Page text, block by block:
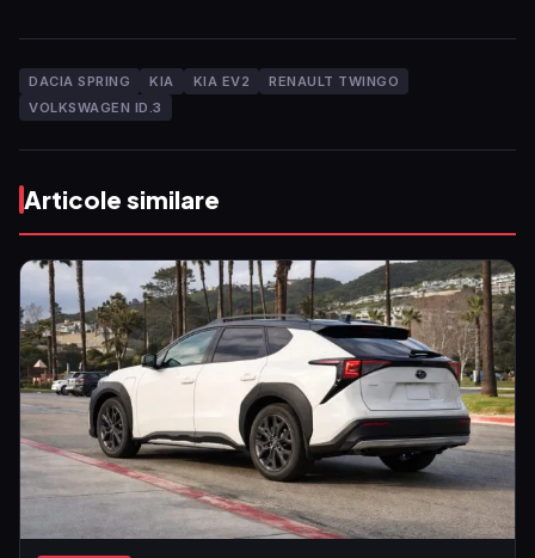
DACIA SPRING KIA KIA EV2
RENAULT TWINGO
VOLKSWAGEN ID.3
Articole similare